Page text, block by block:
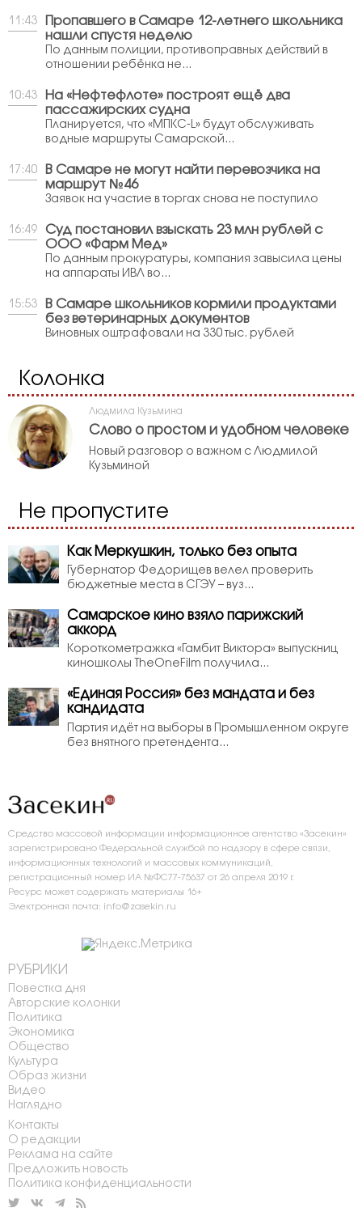
11:43
Пропавшего в Самаре 12-летнего школьника
нашли спустя неделю
По данным полиции, противоправных действий в
отношении ребёнка не...
10:43
На «Нефтефлоте» построят ещё два
пассажирских судна
Планируется, что «МПКС-L» будут обслуживать
водные маршруты Самарской...
17:40
В Самаре не могут найти перевозчика на
маршрут №46
Заявок на участие в торгах снова не поступило
16:49
Суд постановил взыскать 23 млн рублей с
ООО «Фарм Мед»
По данным прокуратуры, компания завысила цены
на аппараты ИВЛ во...
15:53
В Самаре школьников кормили продуктами
без ветеринарных документов
Виновных оштрафовали на 330 тыс. рублей
Колонка
Людмила Кузьмина
Слово о простом и удобном человеке
Новый разговор о важном с Людмилой
Кузьминой
Не пропустите
Как Меркушкин, только без опыта
Губернатор Федорищев велел проверить
бюджетные места в СГЭУ – вуз...
Самарское кино взяло парижский
аккорд
Короткометражка «Гамбит Виктора» выпускниц
киношколы TheOneFilm получила...
«Единая Россия» без мандата и без
кандидата
Партия идёт на выборы в Промышленном округе
без внятного претендента...
Средство массовой информации информационное агентство «Засекин»
зарегистрировано Федеральной службой по надзору в сфере связи,
информационных технологий и массовых коммуникаций,
регистрационный номер ИА №ФС77-75637 от 26 апреля 2019 г.
Ресурс может содержать материалы 16+
Электронная почта: info@zasekin.ru
РУБРИКИ
Повестка дня
Авторские колонки
Политика
Экономика
Общество
Культура
Образ жизни
Видео
Наглядно
Контакты
О редакции
Реклама на сайте
Предложить новость
Политика конфиденциальности